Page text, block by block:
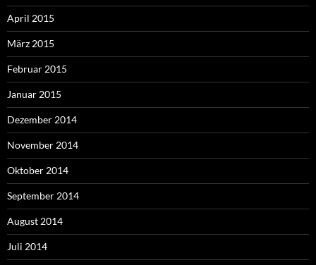
April 2015
März 2015
Februar 2015
Januar 2015
Dezember 2014
November 2014
Oktober 2014
September 2014
August 2014
Juli 2014